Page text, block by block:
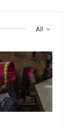
All